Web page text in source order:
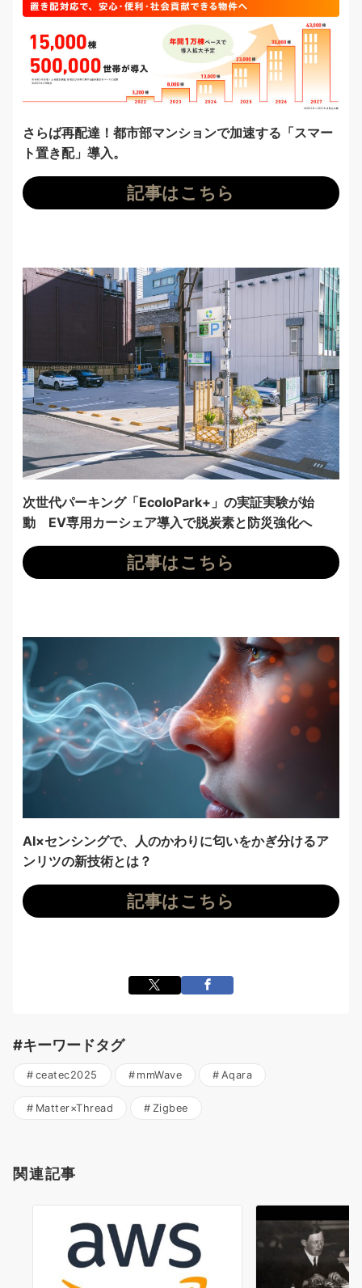
さらば再配達！都市部マンションで加速する「スマー
ト置き配」導入。
記事はこちら
次世代パーキング「EcoloPark+」の実証実験が始
動 EV専用カーシェア導入で脱炭素と防災強化へ
記事はこちら
AI×センシングで、人のかわりに匂いをかぎ分けるア
ンリツの新技術とは？
記事はこちら
#キーワードタグ
ceatec2025 mmWave Aqara
Matter×Thread Zigbee
関連記事